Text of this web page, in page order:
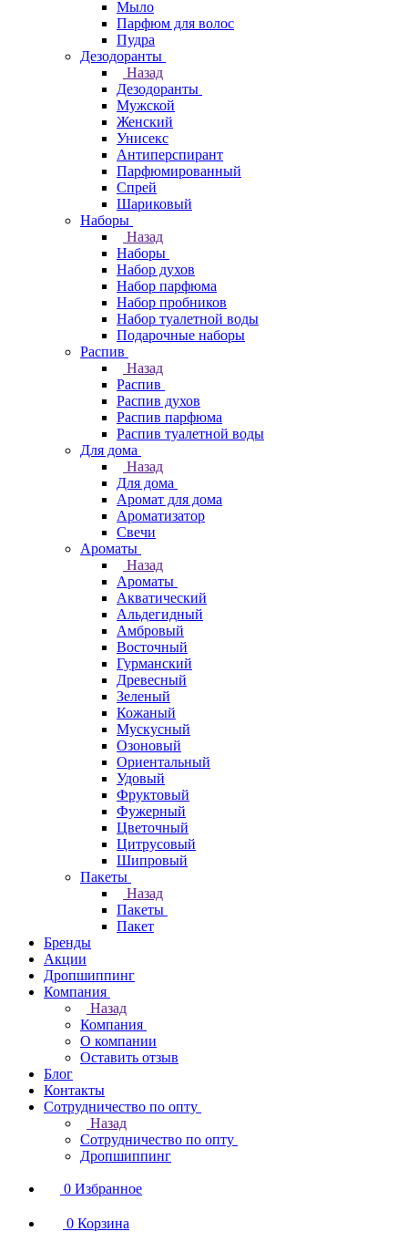
Мыло
Парфюм для волос
Пудра
Дезодоранты
Назад
Дезодоранты
Мужской
Женский
Унисекс
Антиперспирант
Парфюмированный
Спрей
Шариковый
Наборы
Назад
Наборы
Набор духов
Набор парфюма
Набор пробников
Набор туалетной воды
Подарочные наборы
Распив
Назад
Распив
Распив духов
Распив парфюма
Распив туалетной воды
Для дома
Назад
Для дома
Аромат для дома
Ароматизатор
Свечи
Ароматы
Назад
Ароматы
Акватический
Альдегидный
Амбровый
Восточный
Гурманский
Древесный
Зеленый
Кожаный
Мускусный
Озоновый
Ориентальный
Удовый
Фруктовый
Фужерный
Цветочный
Цитрусовый
Шипровый
Пакеты
Назад
Пакеты
Пакет
Бренды
Акции
Дропшиппинг
Компания
Назад
Компания
О компании
Оставить отзыв
Блог
Контакты
Сотрудничество по опту
Назад
Сотрудничество по опту
Дропшиппинг
0 Избранное
0 Корзина